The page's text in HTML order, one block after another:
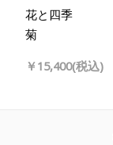
花と四季
菊
￥15,400(税込)